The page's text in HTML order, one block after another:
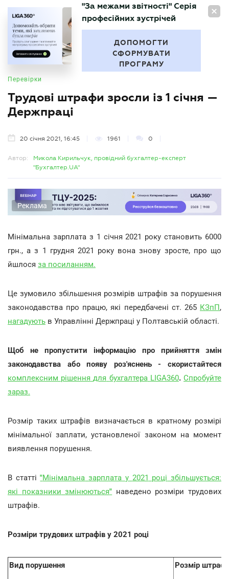
UA
БУХГАЛТЕР
"За межами звітності" Серія
професійних зустрічей
ДОПОМОГТИ
СФОРМУВАТИ
ПРОГРАМУ
Перевірки
Трудові штрафи зросли із 1 січня —
Держпраці
20 січня 2021, 16:45 1961 0
Автор:
Микола Кирильчук, провідний бухгалтер-експерт
"Бухгалтер.UA"
Реклама
Мінімальна зарплата з 1 січня 2021 року становить 6000
грн., а з 1 грудня 2021 року вона знову зросте, про що
йшлося за посиланням.
Це зумовило збільшення розмірів штрафів за порушення
законодавства про працю, які передбачені ст. 265 КЗпП,
нагадують в Управлінні Держпраці у Полтавській області.
Щоб не пропустити інформацію про прийняття змін
законодавства або появу роз'яснень - скористайтеся
комплексним рішення для бухгалтера LIGA360.Спробуйте
зараз.
Розмір таких штрафів визначається в кратному розмірі
мінімальної заплати, установленої законом на момент
виявлення порушення.
В статті"Мінімальна зарплата у 2021 році збільшується:
які показники змінюються" наведено розміри трудових
штрафів.
Розміри трудових штрафів у 2021 році
Вид порушення Розмір